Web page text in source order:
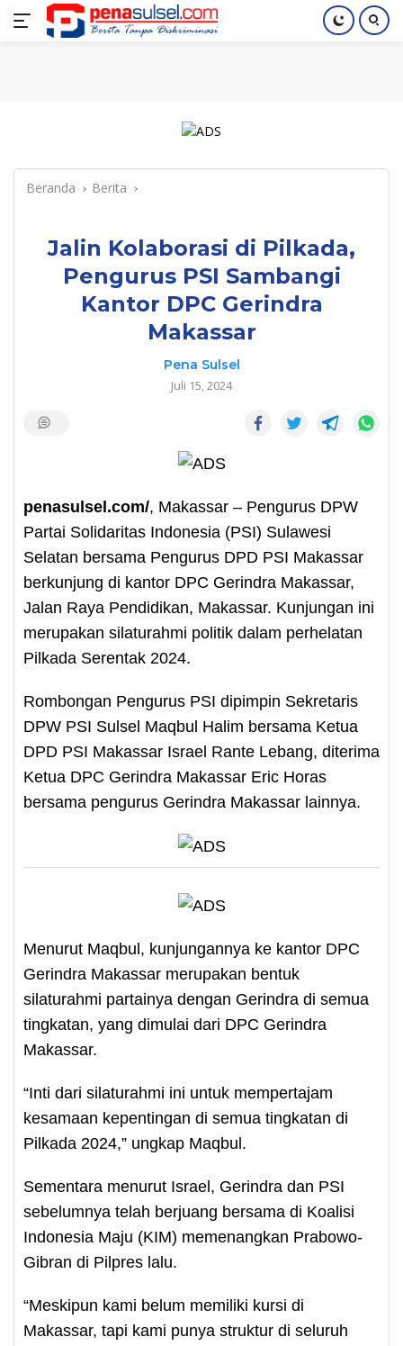
Langsung
Home Nasional Pendidikan Index
Beranda Berita
Jalin Kolaborasi di Pilkada,
Pengurus PSI Sambangi
Kantor DPC Gerindra
Makassar
Pena Sulsel
Juli 15, 2024
penasulsel.com/, Makassar – Pengurus DPW
Partai Solidaritas Indonesia (PSI) Sulawesi
Selatan bersama Pengurus DPD PSI Makassar
berkunjung di kantor DPC Gerindra Makassar,
Jalan Raya Pendidikan, Makassar. Kunjungan ini
merupakan silaturahmi politik dalam perhelatan
Pilkada Serentak 2024.
Rombongan Pengurus PSI dipimpin Sekretaris
DPW PSI Sulsel Maqbul Halim bersama Ketua
DPD PSI Makassar Israel Rante Lebang, diterima
Ketua DPC Gerindra Makassar Eric Horas
bersama pengurus Gerindra Makassar lainnya.
Menurut Maqbul, kunjungannya ke kantor DPC
Gerindra Makassar merupakan bentuk
silaturahmi partainya dengan Gerindra di semua
tingkatan, yang dimulai dari DPC Gerindra
Makassar.
“Inti dari silaturahmi ini untuk mempertajam
kesamaan kepentingan di semua tingkatan di
Pilkada 2024,” ungkap Maqbul.
Sementara menurut Israel, Gerindra dan PSI
sebelumnya telah berjuang bersama di Koalisi
Indonesia Maju (KIM) memenangkan Prabowo-
Gibran di Pilpres lalu.
“Meskipun kami belum memiliki kursi di
Makassar, tapi kami punya struktur di seluruh